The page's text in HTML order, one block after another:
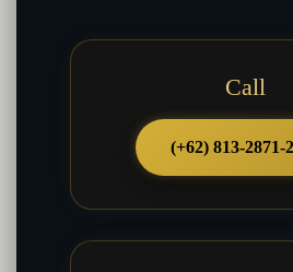
Call
(+62) 813-2871-